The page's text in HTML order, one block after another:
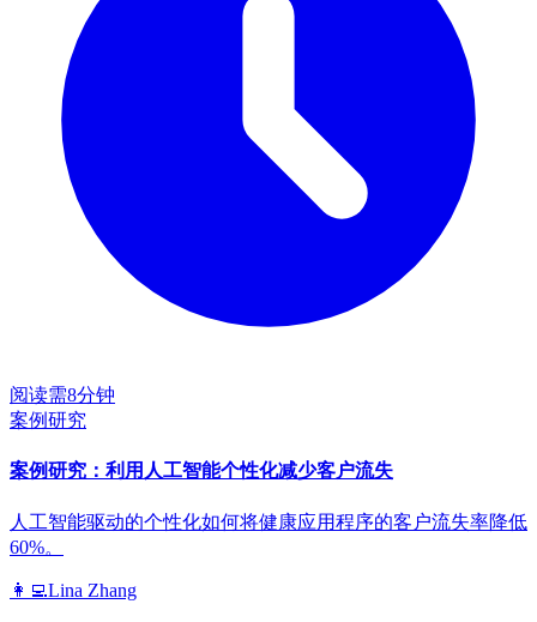
阅读需8分钟
案例研究
案例研究：利用人工智能个性化减少客户流失
人工智能驱动的个性化如何将健康应用程序的客户流失率降低
60%。
👩‍💻Lina Zhang